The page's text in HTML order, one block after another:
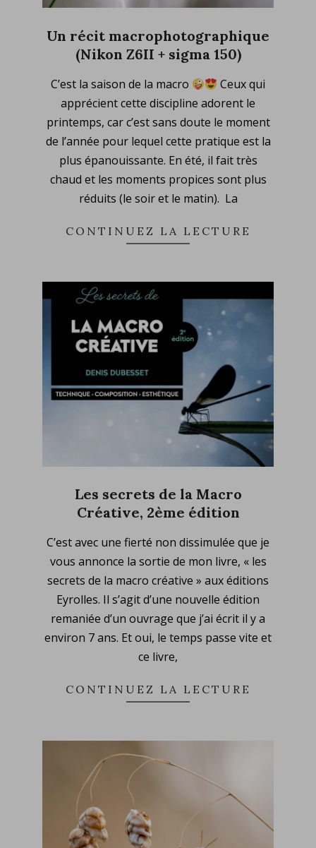
Un récit macrophotographique
(Nikon Z6II + sigma 150)
06-
C’est la saison de la macro
Ceux qui
apprécient cette discipline adorent le
printemps, car c’est sans doute le moment
de l’année pour lequel cette pratique est la
plus épanouissante. En été, il fait très
chaud et les moments propices sont plus
réduits (le soir et le matin). La
CONTINUEZ LA LECTURE
Les secrets de la Macro
Créative, 2ème édition
02-
19
C’est avec une fierté non dissimulée que je
vous annonce la sortie de mon livre, « les
secrets de la macro créative » aux éditions
Eyrolles. Il s’agit d’une nouvelle édition
remaniée d’un ouvrage que j’ai écrit il y a
environ 7 ans. Et oui, le temps passe vite et
ce livre,
CONTINUEZ LA LECTURE